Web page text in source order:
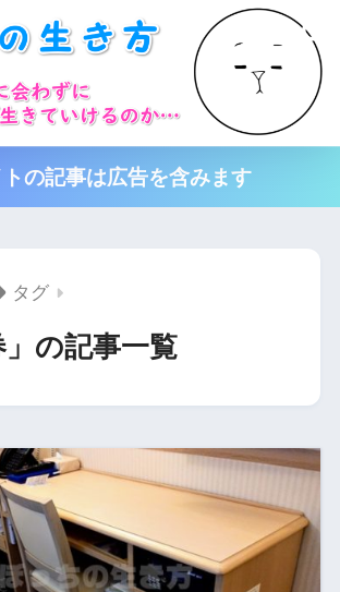
の記事は広告を含みます
タグ
」の記事一覧